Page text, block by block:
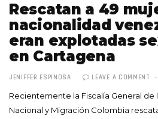
Rescatan a 49
nacionalidad
eran explotadas
en Cartagena
JENIFFER ESPINOSA LEAVE A COMMENT
Recientemente la Fiscalía General de
Nacional y Migración Colombia